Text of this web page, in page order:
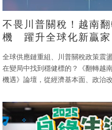
不畏川普關稅！越南
機 躍升全球化新贏家
全球供應鏈重組、川普關稅政策震
在變局中找到穩健標的？《翻轉越
機遇》論壇，從經濟基本面、政治